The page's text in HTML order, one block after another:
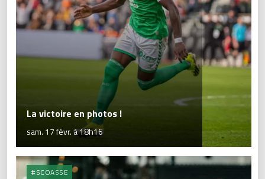
La victoire en photos !
sam. 17 févr. à 18h16
#SCOASSE